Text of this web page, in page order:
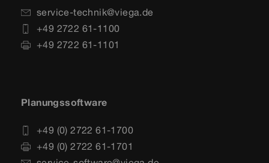
service-technik@viega.de
+49 2722 61-1100
+49 2722 61-1101
Planungssoftware
+49 (0) 2722 61-1700
+49 (0) 2722 61-1701